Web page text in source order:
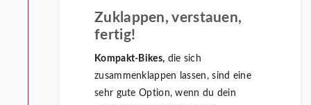
Zuklappen, verstauen,
fertig!
Kompakt-Bikes, die sich
zusammenklappen lassen, sind eine
sehr gute Option, wenn du dein